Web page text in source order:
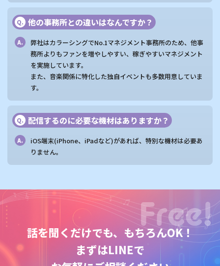
Q. 他の事務所との違いはなんですか？
A.
弊社はカラーシングでNo.1マネジメント事務所のため、他事
務所よりもファンを増やしやすい、稼ぎやすいマネジメント
を実施しています。
また、音楽関係に特化した独自イベントも多数用意していま
す。
Q. 配信するのに必要な機材はありますか？
A.
iOS端末(iPhone、iPadなど)があれば、特別な機材は必要あ
りません。
話を聞くだけでも、もちろんOK！
まずはLINEで